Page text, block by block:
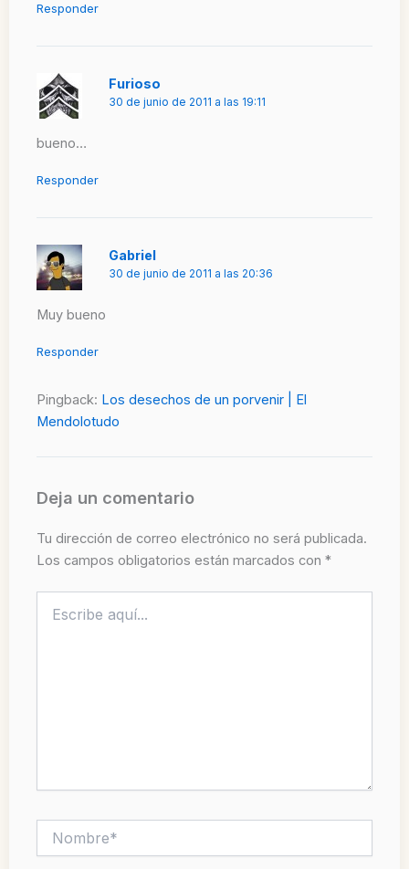
Responder
Furioso
30 de junio de 2011 a las 19:11
bueno…
Responder
Gabriel
30 de junio de 2011 a las 20:36
Muy bueno
Responder
Pingback: Los desechos de un porvenir | El
Mendolotudo
Deja un comentario
Tu dirección de correo electrónico no será publicada.
Los campos obligatorios están marcados con *
aquí...